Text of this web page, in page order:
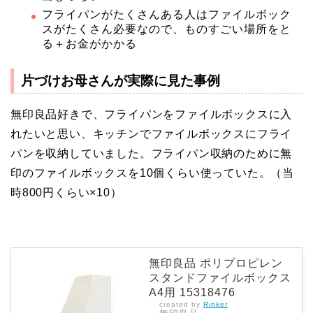
フライパンがたくさんある人はファイルボック
スがたくさん必要なので、ものすごい場所をと
る＋お金がかかる
片づけお母さんが実際に見た事例
無印良品好きで、フライパンをファイルボックスに入
れたいと思い、キッチンでファイルボックスにフライ
パンを収納していました。フライパン収納のために無
印のファイルボックスを10個くらい使っていた。（当
時800円くらい×10）
無印良品 ポリプロピレン
スタンドファイルボックス
A4用 15318476
created by Rinker